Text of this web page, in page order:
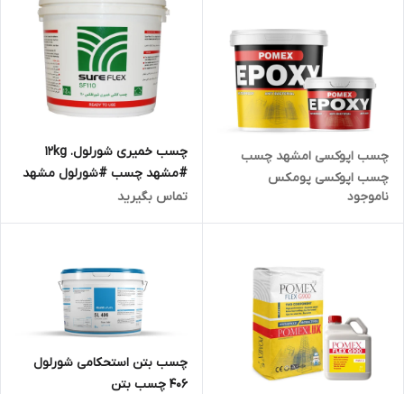
چسب اپوکسی امشهد چسب
چسب اپوکسی پومکس
ناموجود
چسب خمیری شورلول. 12kg
#مشهد چسب #شورلول مشهد
#چسب مشهد
تماس بگیرید
چسب بتن استحکامی شورلول
406 چسب بتن